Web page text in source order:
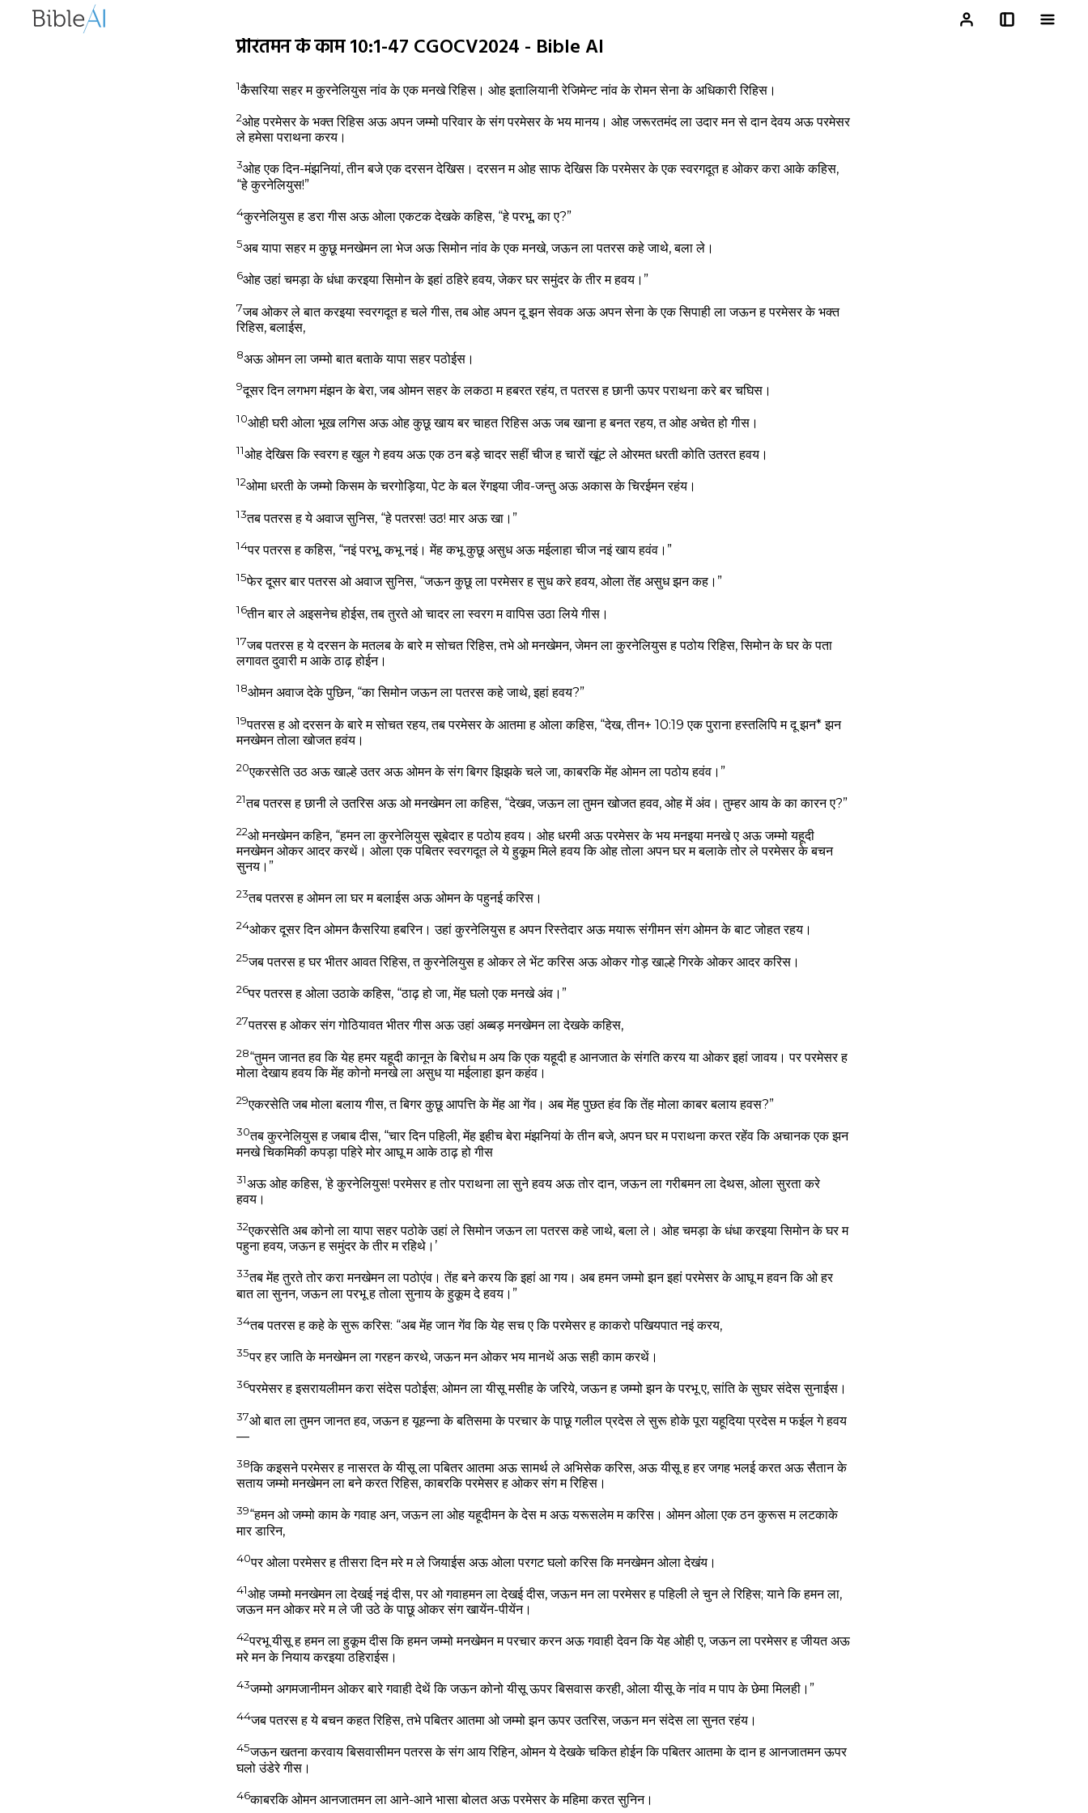
प्रेरितमन के काम 10:1-47 CGOCV2024 - Bible AI
1कैसरिया सहर म कुरनेलियुस नांव के एक मनखे रिहिस। ओह इतालियानी रेजिमेन्ट नांव के रोमन सेना के अधिकारी रिहिस।
2ओह परमेसर के भक्त रिहिस अऊ अपन जम्मो परिवार के संग परमेसर के भय मानय। ओह जरूरतमंद ला उदार मन से दान देवय अऊ परमेसर
ले हमेसा पराथना करय।
3ओह एक दिन-मंझनियां, तीन बजे एक दरसन देखिस। दरसन म ओह साफ देखिस कि परमेसर के एक स्वरगदूत ह ओकर करा आके कहिस,
“हे कुरनेलियुस!”
4कुरनेलियुस ह डरा गीस अऊ ओला एकटक देखके कहिस, “हे परभू, का ए?”
5अब यापा सहर म कुछू मनखेमन ला भेज अऊ सिमोन नांव के एक मनखे, जऊन ला पतरस कहे जाथे, बला ले।
6ओह उहां चमड़ा के धंधा करइया सिमोन के इहां ठहिरे हवय, जेकर घर समुंदर के तीर म हवय।”
7जब ओकर ले बात करइया स्वरगदूत ह चले गीस, तब ओह अपन दू झन सेवक अऊ अपन सेना के एक सिपाही ला जऊन ह परमेसर के भक्त
रिहिस, बलाईस,
8अऊ ओमन ला जम्मो बात बताके यापा सहर पठोईस।
9दूसर दिन लगभग मंझन के बेरा, जब ओमन सहर के लकठा म हबरत रहंय, त पतरस ह छानी ऊपर पराथना करे बर चघिस।
10ओही घरी ओला भूख लगिस अऊ ओह कुछू खाय बर चाहत रिहिस अऊ जब खाना ह बनत रहय, त ओह अचेत हो गीस।
11ओह देखिस कि स्वरग ह खुल गे हवय अऊ एक ठन बड़े चादर सहीं चीज ह चारों खूंट ले ओरमत धरती कोति उतरत हवय।
12ओमा धरती के जम्मो किसम के चरगोड़िया, पेट के बल रेंगइया जीव-जन्तु अऊ अकास के चिरईमन रहंय।
13तब पतरस ह ये अवाज सुनिस, “हे पतरस! उठ! मार अऊ खा।”
14पर पतरस ह कहिस, “नइं परभू, कभू नइं। मेंह कभू कुछू असुध अऊ मईलाहा चीज नइं खाय हवंव।”
15फेर दूसर बार पतरस ओ अवाज सुनिस, “जऊन कुछू ला परमेसर ह सुध करे हवय, ओला तेंह असुध झन कह।”
16तीन बार ले अइसनेच होईस, तब तुरते ओ चादर ला स्वरग म वापिस उठा लिये गीस।
17जब पतरस ह ये दरसन के मतलब के बारे म सोचत रिहिस, तभे ओ मनखेमन, जेमन ला कुरनेलियुस ह पठोय रिहिस, सिमोन के घर के पता
लगावत दुवारी म आके ठाढ़ होईन।
18ओमन अवाज देके पुछिन, “का सिमोन जऊन ला पतरस कहे जाथे, इहां हवय?”
19पतरस ह ओ दरसन के बारे म सोचत रहय, तब परमेसर के आतमा ह ओला कहिस, “देख, तीन+ 10:19 एक पुराना हस्तलिपि म दू झन* झन
मनखेमन तोला खोजत हवंय।
20एकरसेति उठ अऊ खाल्हे उतर अऊ ओमन के संग बिगर झिझके चले जा, काबरकि मेंह ओमन ला पठोय हवंव।”
21तब पतरस ह छानी ले उतरिस अऊ ओ मनखेमन ला कहिस, “देखव, जऊन ला तुमन खोजत हवव, ओह में अंव। तुम्हर आय के का कारन ए?”
22ओ मनखेमन कहिन, “हमन ला कुरनेलियुस सूबेदार ह पठोय हवय। ओह धरमी अऊ परमेसर के भय मनइया मनखे ए अऊ जम्मो यहूदी
मनखेमन ओकर आदर करथें। ओला एक पबितर स्वरगदूत ले ये हुकूम मिले हवय कि ओह तोला अपन घर म बलाके तोर ले परमेसर के बचन
सुनय।”
23तब पतरस ह ओमन ला घर म बलाईस अऊ ओमन के पहुनई करिस।
24ओकर दूसर दिन ओमन कैसरिया हबरिन। उहां कुरनेलियुस ह अपन रिस्तेदार अऊ मयारू संगीमन संग ओमन के बाट जोहत रहय।
25जब पतरस ह घर भीतर आवत रिहिस, त कुरनेलियुस ह ओकर ले भेंट करिस अऊ ओकर गोड़ खाल्हे गिरके ओकर आदर करिस।
26पर पतरस ह ओला उठाके कहिस, “ठाढ़ हो जा, मेंह घलो एक मनखे अंव।”
27पतरस ह ओकर संग गोठियावत भीतर गीस अऊ उहां अब्बड़ मनखेमन ला देखके कहिस,
28“तुमन जानत हव कि येह हमर यहूदी कानून के बिरोध म अय कि एक यहूदी ह आनजात के संगति करय या ओकर इहां जावय। पर परमेसर ह
मोला देखाय हवय कि मेंह कोनो मनखे ला असुध या मईलाहा झन कहंव।
29एकरसेति जब मोला बलाय गीस, त बिगर कुछू आपत्ति के मेंह आ गेंव। अब मेंह पुछत हंव कि तेंह मोला काबर बलाय हवस?”
30तब कुरनेलियुस ह जबाब दीस, “चार दिन पहिली, मेंह इहीच बेरा मंझनियां के तीन बजे, अपन घर म पराथना करत रहेंव कि अचानक एक झन
मनखे चिकमिकी कपड़ा पहिरे मोर आघू म आके ठाढ़ हो गीस
31अऊ ओह कहिस, ‘हे कुरनेलियुस! परमेसर ह तोर पराथना ला सुने हवय अऊ तोर दान, जऊन ला गरीबमन ला देथस, ओला सुरता करे
हवय।
32एकरसेति अब कोनो ला यापा सहर पठोके उहां ले सिमोन जऊन ला पतरस कहे जाथे, बला ले। ओह चमड़ा के धंधा करइया सिमोन के घर म
पहुना हवय, जऊन ह समुंदर के तीर म रहिथे।’
33तब मेंह तुरते तोर करा मनखेमन ला पठोएंव। तेंह बने करय कि इहां आ गय। अब हमन जम्मो झन इहां परमेसर के आघू म हवन कि ओ हर
बात ला सुनन, जऊन ला परभू ह तोला सुनाय के हुकूम दे हवय।”
34तब पतरस ह कहे के सुरू करिस: “अब मेंह जान गेंव कि येह सच ए कि परमेसर ह काकरो पखियपात नइं करय,
35पर हर जाति के मनखेमन ला गरहन करथे, जऊन मन ओकर भय मानथें अऊ सही काम करथें।
36परमेसर ह इसरायलीमन करा संदेस पठोईस; ओमन ला यीसू मसीह के जरिये, जऊन ह जम्मो झन के परभू ए, सांति के सुघर संदेस सुनाईस।
37ओ बात ला तुमन जानत हव, जऊन ह यूहन्ना के बतिसमा के परचार के पाछू गलील प्रदेस ले सुरू होके पूरा यहूदिया प्रदेस म फईल गे हवय
—
38कि कइसने परमेसर ह नासरत के यीसू ला पबितर आतमा अऊ सामर्थ ले अभिसेक करिस, अऊ यीसू ह हर जगह भलई करत अऊ सैतान के
सताय जम्मो मनखेमन ला बने करत रिहिस, काबरकि परमेसर ह ओकर संग म रिहिस।
39“हमन ओ जम्मो काम के गवाह अन, जऊन ला ओह यहूदीमन के देस म अऊ यरूसलेम म करिस। ओमन ओला एक ठन कुरूस म लटकाके
मार डारिन,
40पर ओला परमेसर ह तीसरा दिन मरे म ले जियाईस अऊ ओला परगट घलो करिस कि मनखेमन ओला देखंय।
41ओह जम्मो मनखेमन ला देखई नइं दीस, पर ओ गवाहमन ला देखई दीस, जऊन मन ला परमेसर ह पहिली ले चुन ले रिहिस; याने कि हमन ला,
जऊन मन ओकर मरे म ले जी उठे के पाछू ओकर संग खायेंन-पीयेंन।
42परभू यीसू ह हमन ला हुकूम दीस कि हमन जम्मो मनखेमन म परचार करन अऊ गवाही देवन कि येह ओही ए, जऊन ला परमेसर ह जीयत अऊ
मरे मन के नियाय करइया ठहिराईस।
43जम्मो अगमजानीमन ओकर बारे गवाही देथें कि जऊन कोनो यीसू ऊपर बिसवास करही, ओला यीसू के नांव म पाप के छेमा मिलही।”
44जब पतरस ह ये बचन कहत रिहिस, तभे पबितर आतमा ओ जम्मो झन ऊपर उतरिस, जऊन मन संदेस ला सुनत रहंय।
45जऊन खतना करवाय बिसवासीमन पतरस के संग आय रिहिन, ओमन ये देखके चकित होईन कि पबितर आतमा के दान ह आनजातमन ऊपर
घलो उंडेरे गीस।
46काबरकि ओमन आनजातमन ला आने-आने भासा बोलत अऊ परमेसर के महिमा करत सुनिन।